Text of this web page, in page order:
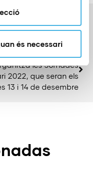
és necessari
en la 10a Carrera
les Jornades
2022, que seran els
13 i 14 de desembre